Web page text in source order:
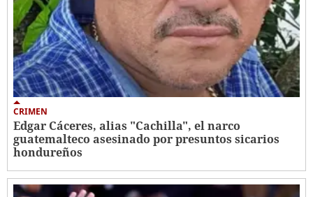
CRIMEN
Edgar Cáceres, alias "Cachilla", el narco
guatemalteco asesinado por presuntos sicarios
hondureños